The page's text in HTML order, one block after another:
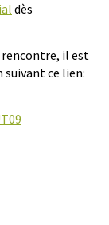
dès
rencontre, il est
suivant ce lien: